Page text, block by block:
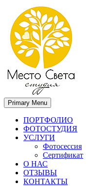
Место света. Свадебный
Свадебный фотограф в Орле
Primary Menu
ПОРТФОЛИО
ФОТОСТУДИЯ
УСЛУГИ
Фотосессия
Сертификат
О НАС
ОТЗЫВЫ
КОНТАКТЫ